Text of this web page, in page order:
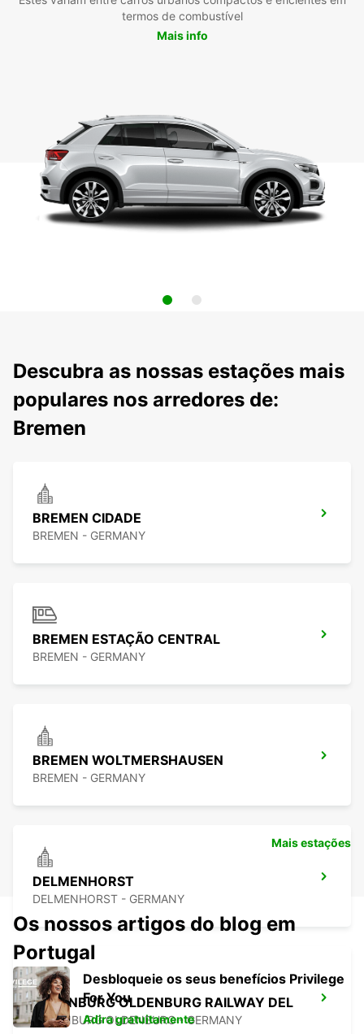
termos de combustível
Mais info
Descubra as nossas estações mais
populares nos arredores de:
Bremen
BREMEN CIDADE
BREMEN - GERMANY
BREMEN ESTAÇÃO CENTRAL
BREMEN - GERMANY
BREMEN WOLTMERSHAUSEN
BREMEN - GERMANY
DELMENHORST
DELMENHORST - GERMANY
OLDENBURG OLDENBURG RAILWAY DEL
OLEDNBURG OLDENBURG - GERMANY
Mais estações
Os nossos artigos do blog em
Portugal
Desbloqueie os seus benefícios Privilege
For You
Adira gratuitamente